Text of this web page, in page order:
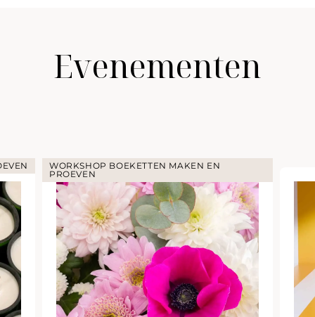
Evenementen
WORKSHOP BOEKETTEN MAKEN EN
PROEVEN